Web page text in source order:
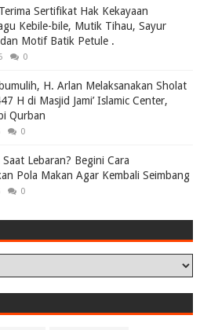
Sertifikat Hak Kekayaan
Kebile-bile, Mutik Tihau, Sayur
Motif Batik Petule .
0
H. Arlan Melaksanakan Sholat
H di Masjid Jami’ Islamic Center,
Qurban
0
Lebaran? Begini Cara
Pola Makan Agar Kembali Seimbang
0